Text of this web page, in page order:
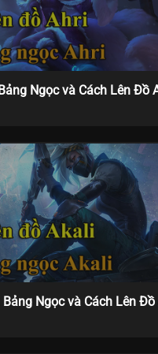
Ngọc và Cách Lên Đồ
Ngọc và Cách Lên Đồ